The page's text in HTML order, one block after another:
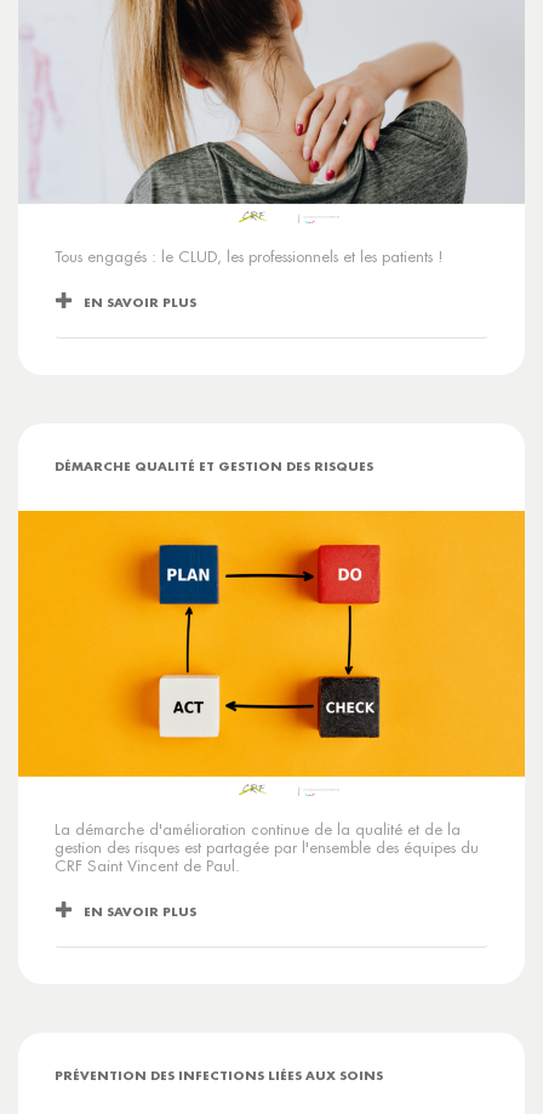
Tous engagés : le CLUD, les professionnels et les patients !
EN SAVOIR PLUS
DÉMARCHE QUALITÉ ET GESTION DES RISQUES
La démarche d'amélioration continue de la qualité et de la
gestion des risques est partagée par l'ensemble des équipes du
CRF Saint Vincent de Paul.
EN SAVOIR PLUS
PRÉVENTION DES INFECTIONS LIÉES AUX SOINS